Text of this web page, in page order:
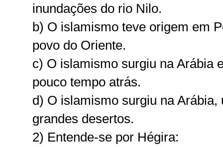
inundações do rio Nilo.
b) O islamismo teve origem em
povo do Oriente.
c) O islamismo surgiu na Arábia
pouco tempo atrás.
d) O islamismo surgiu na
grandes desertos.
2) Entende-se por Hégira: